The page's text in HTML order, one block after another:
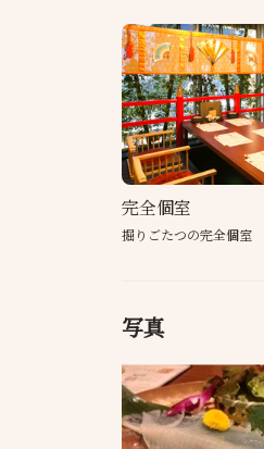
完全個室
掘りごたつの完全個室
写真